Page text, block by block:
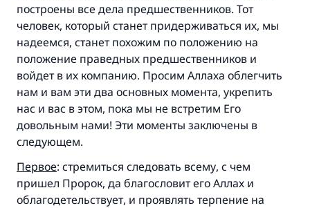
построены все дела предшественников. Тот
человек, который станет придерживаться их, мы
надеемся, станет похожим по положению на
положение праведных предшественников и
войдет в их компанию. Просим Аллаха облегчить
нам и вам эти два основных момента, укрепить
нас и вас в этом, пока мы не встретим Его
довольным нами! Эти моменты заключены в
следующем.
Первое: стремиться следовать всему, с чем
пришел Пророк, да благословит его Аллах и
облагодетельствует, и проявлять терпение на